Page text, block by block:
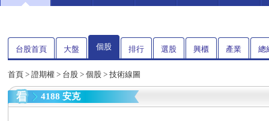
台股首頁 大盤 個股 排行 選股 興櫃 產業 總
首頁 > 證期權 > 台股 > 個股 > 技術線圖
4188 安克